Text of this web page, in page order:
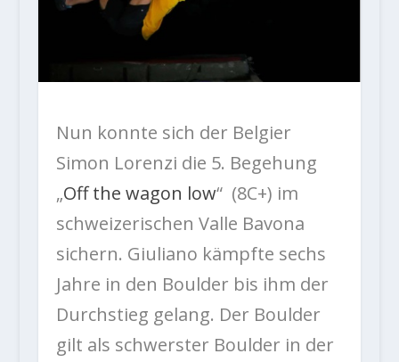
Nun konnte sich der Belgier
Simon Lorenzi die 5. Begehung
„Off the wagon low“ (8C+) im
schweizerischen Valle Bavona
sichern. Giuliano kämpfte sechs
Jahre in den Boulder bis ihm der
Durchstieg gelang. Der Boulder
gilt als schwerster Boulder in der